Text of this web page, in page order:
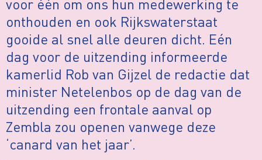
voor één om ons hun medewerking te
onthouden en ook Rijkswaterstaat
gooide al snel alle deuren dicht. Eén
dag voor de uitzending informeerde
kamerlid Rob van Gijzel de redactie dat
minister Netelenbos op de dag van de
uitzending een frontale aanval op
Zembla zou openen vanwege deze
‘canard van het jaar’.